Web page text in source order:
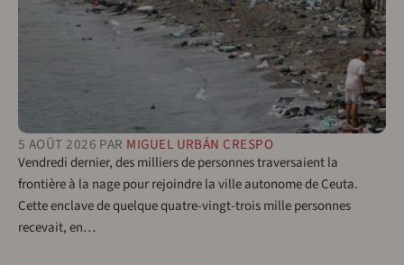
5 AOÛT 2026 PAR MIGUEL URBÁN CRESPO
Vendredi dernier, des milliers de personnes traversaient la
frontière à la nage pour rejoindre la ville autonome de Ceuta.
Cette enclave de quelque quatre-vingt-trois mille personnes
recevait, en…